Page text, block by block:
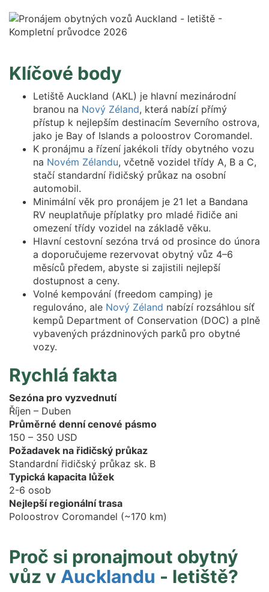
Klíčové body
Letiště Auckland (AKL) je hlavní mezinárodní
branou na Nový Zéland, která nabízí přímý
přístup k nejlepším destinacím Severního ostrova,
jako je Bay of Islands a poloostrov Coromandel.
K pronájmu a řízení jakékoli třídy obytného vozu
na Novém Zélandu, včetně vozidel třídy A, B a C,
stačí standardní řidičský průkaz na osobní
automobil.
Minimální věk pro pronájem je 21 let a Bandana
RV neuplatňuje příplatky pro mladé řidiče ani
omezení třídy vozidel na základě věku.
Hlavní cestovní sezóna trvá od prosince do února
a doporučujeme rezervovat obytný vůz 4–6
měsíců předem, abyste si zajistili nejlepší
dostupnost a ceny.
Volné kempování (freedom camping) je
regulováno, ale Nový Zéland nabízí rozsáhlou síť
kempů Department of Conservation (DOC) a plně
vybavených prázdninových parků pro obytné
vozy.
Rychlá fakta
Sezóna pro vyzvednutí
Říjen – Duben
Průměrné denní cenové pásmo
150 – 350 USD
Požadavek na řidičský průkaz
Standardní řidičský průkaz sk. B
Typická kapacita lůžek
2-6 osob
Nejlepší regionální trasa
Poloostrov Coromandel (~170 km)
Proč si pronajmout obytný
vůz v Aucklandu - letiště?